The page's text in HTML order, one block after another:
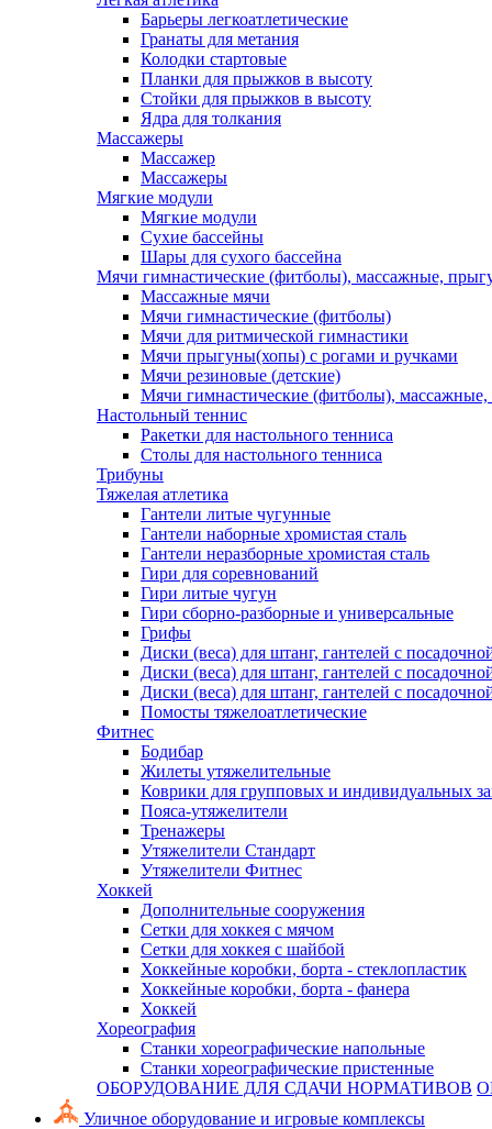
Барьеры легкоатлетические
Гранаты для метания
Колодки стартовые
Планки для прыжков в высоту
Стойки для прыжков в высоту
Ядра для толкания
Массажеры
Массажер
Массажеры
Мягкие модули
Мягкие модули
Сухие бассейны
Шары для сухого бассейна
Мячи гимнастические (фитболы), массажные,
Массажные мячи
Мячи гимнастические (фитболы)
Мячи для ритмической гимнастики
Мячи прыгуны(хопы) с рогами и ручками
Мячи резиновые (детские)
Мячи гимнастические (фитболы),
Настольный теннис
Ракетки для настольного тенниса
Столы для настольного тенниса
Трибуны
Тяжелая атлетика
Гантели литые чугунные
Гантели наборные хромистая сталь
Гантели неразборные хромистая сталь
Гири для соревнований
Гири литые чугун
Гири сборно-разборные и универсальные
Грифы
Диски (веса) для штанг, гантелей с
Диски (веса) для штанг, гантелей с
Диски (веса) для штанг, гантелей с
Помосты тяжелоатлетические
Фитнес
Бодибар
Жилеты утяжелительные
Коврики для групповых и индивидуальных
Пояса-утяжелители
Тренажеры
Утяжелители Стандарт
Утяжелители Фитнес
Хоккей
Дополнительные сооружения
Сетки для хоккея с мячом
Сетки для хоккея с шайбой
Хоккейные коробки, борта - стеклопластик
Хоккейные коробки, борта - фанера
Хоккей
Хореография
Станки хореографические напольные
Станки хореографические пристенные
ОБОРУДОВАНИЕ ДЛЯ СДАЧИ НОРМАТИВОВ
Уличное оборудование и игровые комплексы